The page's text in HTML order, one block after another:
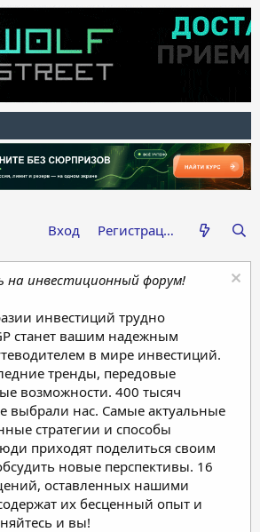
Вход Регистрация
на инвестиционный форум!
инвестиций трудно
станет вашим надежным
в мире инвестиций.
тренды, передовые
возможности. 400 тысяч
выбрали нас. Самые актуальные
стратегии и способы
приходят поделиться своим
новые перспективы. 16
оставленных нашими
их бесценный опыт и
и вы!